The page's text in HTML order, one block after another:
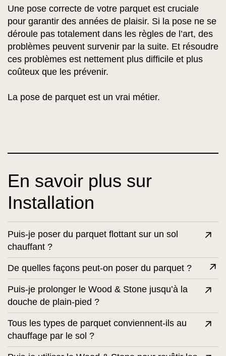
Une pose correcte de votre parquet est cruciale
pour garantir des années de plaisir. Si la pose ne se
déroule pas totalement dans les règles de l’art, des
problèmes peuvent survenir par la suite. Et résoudre
ces problèmes est nettement plus difficile et plus
coûteux que les prévenir.
La pose de parquet est un vrai métier.
En savoir plus sur
Installation
Puis-je poser du parquet flottant sur un sol
chauffant ?
De quelles façons peut-on poser du parquet ?
Puis-je prolonger le Wood & Stone jusqu’à la
douche de plain-pied ?
Tous les types de parquet conviennent-ils au
chauffage par le sol ?